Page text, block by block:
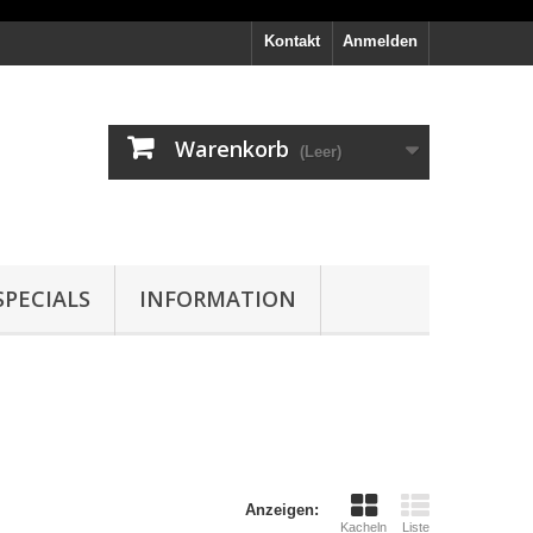
Anmelden
Kontakt
Warenkorb (Leer)
INFORMATION
Anzeigen:
Kacheln Liste